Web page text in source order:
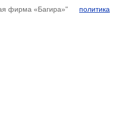
фирма «Багира»" политика